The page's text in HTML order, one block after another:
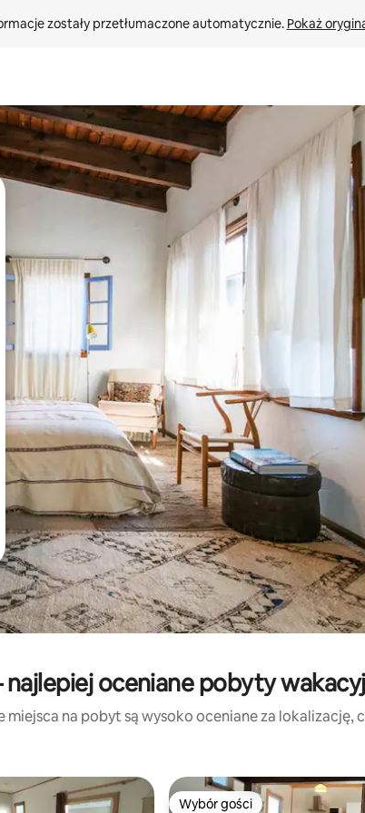
zostały przetłumaczone automatycznie. Pokaż
pomocą klawiszy strzałek w górę i w dół lub przeglądać je
najlepiej oceniane pobyty
miejsca na pobyt są wysoko oceniane za lokalizację,
Wybór gości